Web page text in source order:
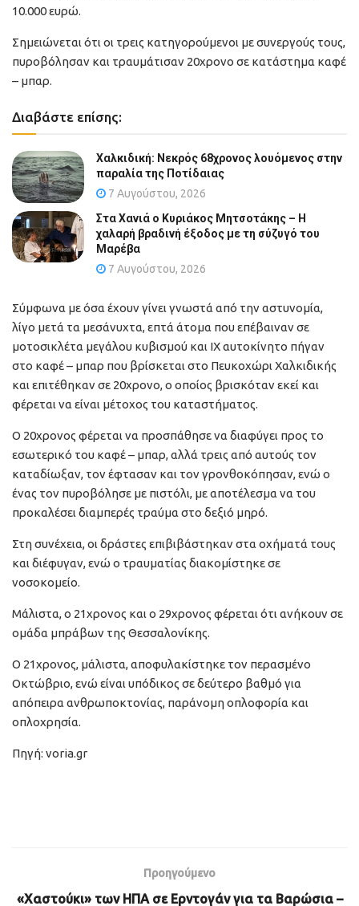
10.000 ευρώ.
Σημειώνεται ότι οι τρεις κατηγορούμενοι με συνεργούς τους,
πυροβόλησαν και τραυμάτισαν 20χρονο σε κατάστημα καφέ
– μπαρ.
Διαβάστε επίσης:
Χαλκιδική: Νεκρός 68χρονος λουόμενος στην
παραλία της Ποτίδαιας
7 Αυγούστου, 2026
Στα Χανιά ο Κυριάκος Μητσοτάκης – Η
χαλαρή βραδινή έξοδος με τη σύζυγό του
Μαρέβα
7 Αυγούστου, 2026
Σύμφωνα με όσα έχουν γίνει γνωστά από την αστυνομία,
λίγο μετά τα μεσάνυχτα, επτά άτομα που επέβαιναν σε
μοτοσικλέτα μεγάλου κυβισμού και ΙΧ αυτοκίνητο πήγαν
στο καφέ – μπαρ που βρίσκεται στο Πευκοχώρι Χαλκιδικής
και επιτέθηκαν σε 20χρονο, ο οποίος βρισκόταν εκεί και
φέρεται να είναι μέτοχος του καταστήματος.
Ο 20χρονος φέρεται να προσπάθησε να διαφύγει προς το
εσωτερικό του καφέ – μπαρ, αλλά τρεις από αυτούς τον
καταδίωξαν, τον έφτασαν και τον γρονθοκόπησαν, ενώ ο
ένας τον πυροβόλησε με πιστόλι, με αποτέλεσμα να του
προκαλέσει διαμπερές τραύμα στο δεξιό μηρό.
Στη συνέχεια, οι δράστες επιβιβάστηκαν στα οχήματά τους
και διέφυγαν, ενώ ο τραυματίας διακομίστηκε σε
νοσοκομείο.
Μάλιστα, ο 21χρονος και ο 29χρονος φέρεται ότι ανήκουν σε
ομάδα μπράβων της Θεσσαλονίκης.
Ο 21χρονος, μάλιστα, αποφυλακίστηκε τον περασμένο
Οκτώβριο, ενώ είναι υπόδικος σε δεύτερο βαθμό για
απόπειρα ανθρωποκτονίας, παράνομη οπλοφορία και
οπλοχρησία.
Πηγή: voria.gr
Προηγούμενο
«Χαστούκι» των ΗΠΑ σε Ερντογάν για τα Βαρώσια –